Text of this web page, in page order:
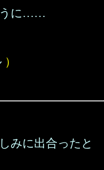
うに……
）
みに出合ったと